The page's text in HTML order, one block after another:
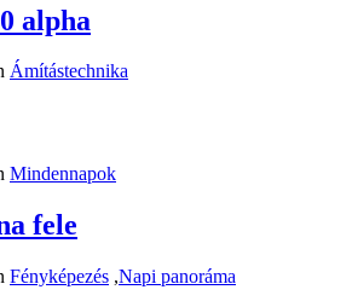
alpha
Ámítástechnika
Mindennapok
fele
Fényképezés ,Napi panoráma